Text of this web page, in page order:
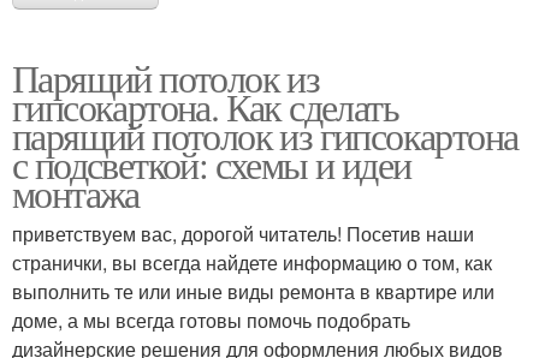
Парящий потолок из
гипсокартона. Как сделать
парящий потолок из гипсокартона
с подсветкой: схемы и идеи
монтажа
приветствуем вас, дорогой читатель! Посетив наши
странички, вы всегда найдете информацию о том, как
выполнить те или иные виды ремонта в квартире или
доме, а мы всегда готовы помочь подобрать
дизайнерские решения для оформления любых видов